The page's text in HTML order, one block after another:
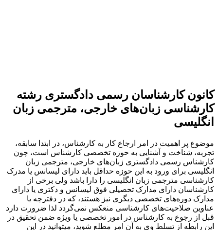
کارشناسان رسمی دادگستری رشته
زبان‌های خارجی، مترجمی زبان
پر اهمیت در امر ارجاع کار به کارشناس، در ابتدا سابقه،
شناخت و آشنایی به حوزه تخصصی کارشناس است، چون
رسمی دادگستری زبان‌های خارجی، مترجمی زبان
برای ورود به این حوزه حداقل باید دارای لیسانس یا مدرک
مترجمی زبان انگلیسی را دارا باشد ولی برخی از
دارای مدارک تحصیلی فوق لیسانس و دکتری یا دارای
دوره‌های تخصصی دیگری نیز هستند، که در دفترچه یا
صلاحیت‌های کارشناسی منعکس نمی‌گردد لذا ضرورت دارد
رجوع به کارشناس در امور تخصصی یا ویژه ضمن تحقیق در
از تسلط وی به آن امر مطلع شوید، میتوانید در این